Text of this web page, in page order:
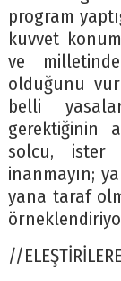
program
kuvvet
ve
olduğunu
belli
gerektiğinin
solcu, ister
inanmayın;
yana taraf
//